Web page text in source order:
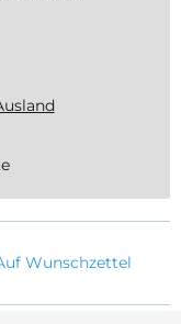
Wunschzettel